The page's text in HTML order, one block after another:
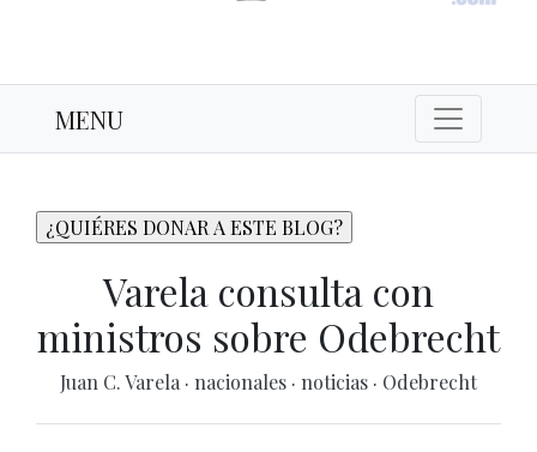
MENU
Varela consulta con
ministros sobre Odebrecht
Juan C. Varela · nacionales · noticias · Odebrecht